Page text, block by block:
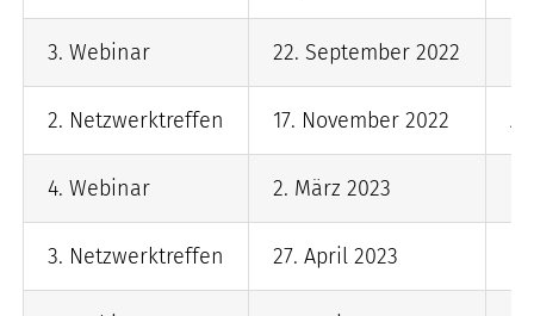
3. Webinar 22. September 2022
2. Netzwerktreffen 17. November 2022
4. Webinar 2. März 2023
3. Netzwerktreffen 27. April 2023